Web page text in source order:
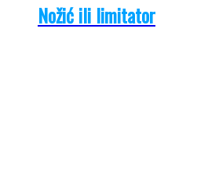
Nožić ili limitator